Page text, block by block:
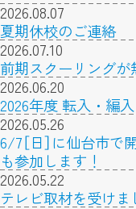
2026.08.07
夏期休校のご連絡
2026.07.10
前期スクーリングが
2026.06.20
2026年度 転入・編
2026.05.26
6/7［日］に仙台市
も参加します！
2026.05.22
テレビ取材を受けま